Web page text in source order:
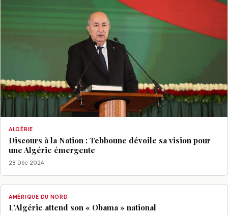
ALGÉRIE
Discours à la Nation : Tebboune dévoile sa vision pour
une Algérie émergente
28 Déc 2024
AMÉRIQUE DU NORD
L’Algérie attend son « Obama » national